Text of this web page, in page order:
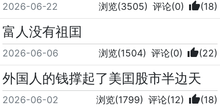
2026-06-22 浏览(3505) 评论(0) thumb_up(18)
富人没有祖囯
2026-06-06 浏览(1504) 评论(0) thumb_up(22)
外国人的钱撑起了美囯股市半边天
2026-06-02 浏览(1799) 评论(12) thumb_up(18)